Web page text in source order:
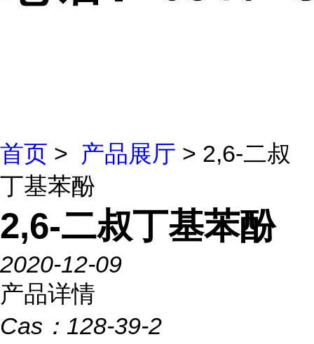
首页 > 产品展厅 > 2,6-二叔
丁基苯酚
2,6-二叔丁基苯酚
2020-12-09
产品详情
Cas： 128-39-2